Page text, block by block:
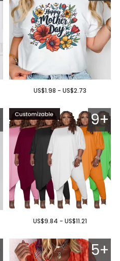
US$1.98 - US$2.73
9+
US$9.84 - US$11.21
5+